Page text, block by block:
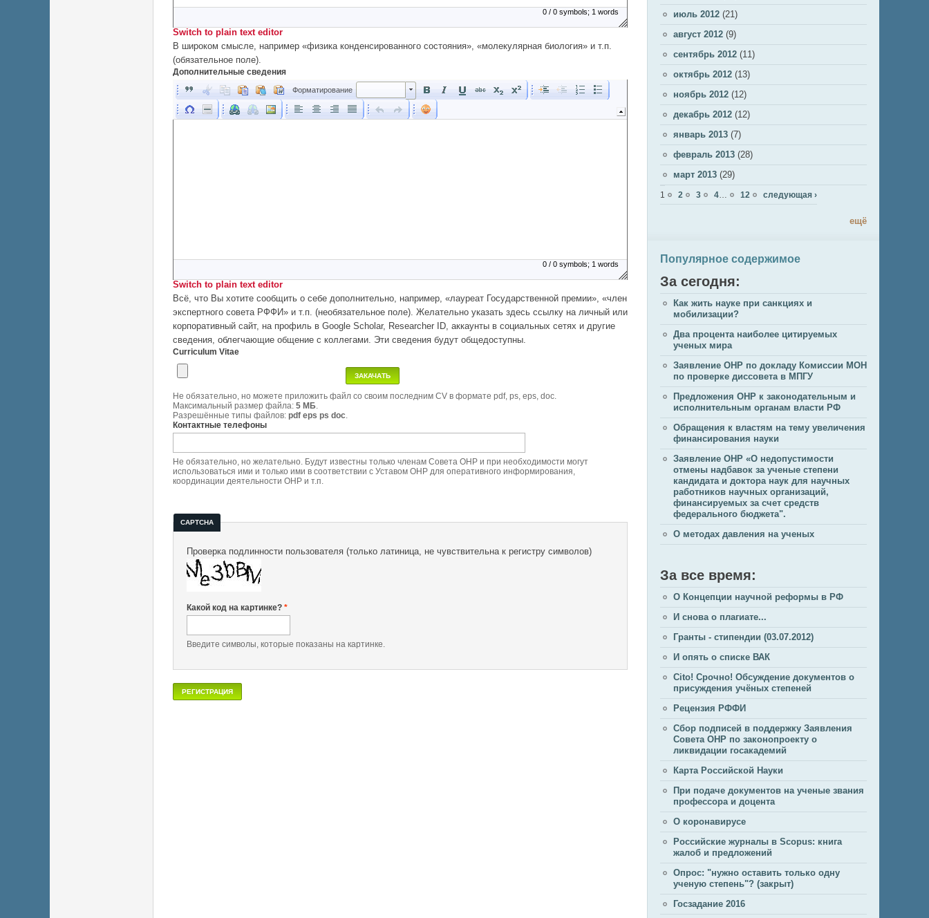
0 / 0 symbols; 1 words
Switch to plain text editor
В широком смысле, например «физика конденсированного состояния», «молекулярная биология» и т.п.
(обязательное поле).
Дополнительные сведения
Форматирование
0 / 0 symbols; 1 words
Switch to plain text editor
Всё, что Вы хотите сообщить о себе дополнительно, например, «лауреат Государственной премии», «член
экспертного совета РФФИ» и т.п. (необязательное поле). Желательно указать здесь ссылку на личный или
корпоративный сайт, на профиль в Google Scholar, Researcher ID, аккаунты в социальных сетях и другие
сведения, облегчающие общение с коллегами. Эти сведения будут общедоступны.
Curriculum Vitae
Не обязательно, но можете приложить файл со своим последним CV в формате pdf, ps, eps, doc.
Максимальный размер файла: 5 МБ
Разрешённые типы файлов: pdf eps ps doc
Контактные телефоны
Не обязательно, но желательно. Будут известны только членам Совета ОНР и при необходимости могут
использоваться ими и только ими в соответствии с Уставом ОНР для оперативного информирования,
координации деятельности ОНР и т.п.
CAPTCHA
Проверка подлинности пользователя (только латиница, не чувствительна к регистру символов)
Какой код на картинке? *
Введите символы, которые показаны на картинке.
июль 2012 (21)
август 2012 (9)
сентябрь 2012 (11)
октябрь 2012 (13)
ноябрь 2012 (12)
декабрь 2012 (12)
январь 2013 (7)
февраль 2013 (28)
март 2013 (29)
Страницы
1 2 3 4 12 следующая ›
ещё
Популярное содержимое
За сегодня:
Как жить науке при санкциях и
мобилизации?
Два процента наиболее цитируемых
ученых мира
Заявление ОНР по докладу Комиссии МОН
по проверке диссовета в МПГУ
Предложения ОНР к законодательным и
исполнительным органам власти РФ
Обращения к властям на тему увеличения
финансирования науки
Заявление ОНР «О недопустимости
отмены надбавок за ученые степени
кандидата и доктора наук для научных
работников научных организаций,
финансируемых за счет средств
федерального бюджета".
О методах давления на ученых
За все время:
О Концепции научной реформы в РФ
И снова о плагиате...
Гранты - стипендии (03.07.2012)
И опять о списке ВАК
Cito! Срочно! Обсуждение документов о
присуждения учёных степеней
Рецензия РФФИ
Сбор подписей в поддержку Заявления
Совета ОНР по законопроекту о
ликвидации госакадемий
Карта Российской Науки
При подаче документов на ученые звания
профессора и доцента
О коронавирусе
Российские журналы в Scopus: книга
жалоб и предложений
Опрос: "нужно оставить только одну
ученую степень"? (закрыт)
Госзадание 2016